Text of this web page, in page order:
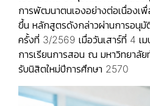
การพัฒนาตนเองอย่างต่อเนื่องเ
ขึ้น หลักสูตรดังกล่าวผ่านการอนุ
ครั้งที่ 3/2569 เมื่อวันเสาร์ที่ 4 เ
การเรียนการสอน ณ มหาวิทยาลั
รับนิสิตใหม่ปีการศึกษา 2570